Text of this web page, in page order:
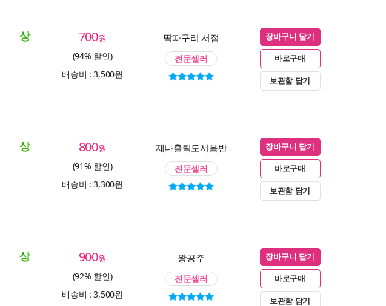
상 700원
(94% 할인)
배송비 : 3,500원
딱따구리 서점
전문셀러
장바구니 담기
바로구매
보관함 담기
상 800원
(91% 할인)
배송비 : 3,300원
제나홀릭도서음반
전문셀러
장바구니 담기
바로구매
보관함 담기
상 900원
(92% 할인)
배송비 : 3,500원
왕공주
전문셀러
장바구니 담기
바로구매
보관함 담기